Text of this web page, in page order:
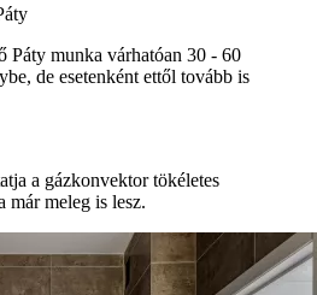
Páty munka várhatóan 30 - 60
de esetenként ettől tovább is
a gázkonvektor tökéletes
már meleg is lesz.